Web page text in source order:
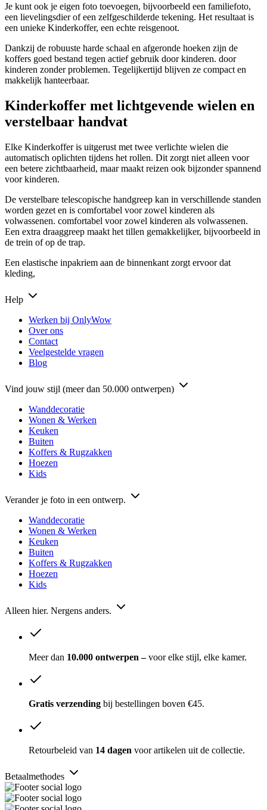
Je kunt ook je eigen foto toevoegen, bijvoorbeeld een familiefoto,
een lievelingsdier of een zelfgeschilderde tekening. Het resultaat is
een unieke Kinderkoffer, een echte reisgenoot.
Dankzij de robuuste harde schaal en afgeronde hoeken zijn de
koffers goed bestand tegen actief gebruik door kinderen. door
kinderen zonder problemen. Tegelijkertijd blijven ze compact en
makkelijk hanteerbaar.
Kinderkoffer met lichtgevende wielen en
verstelbaar handvat
Elke Kinderkoffer is uitgerust met twee verlichte wielen die
automatisch oplichten tijdens het rollen. Dit zorgt niet alleen voor
een betere zichtbaarheid, maar maakt reizen ook bijzonder spannend
voor kinderen.
De verstelbare telescopische handgreep kan in verschillende standen
worden gezet en is comfortabel voor zowel kinderen als
volwassenen. comfortabel voor zowel kinderen als volwassenen.
Een extra draaggreep maakt het tillen gemakkelijker, bijvoorbeeld in
de trein of op de trap.
Een elastische inpakriem aan de binnenkant zorgt ervoor dat
kleding,
Help
Werken bij OnlyWow
Over ons
Contact
Veelgestelde vragen
Blog
Vind jouw stijl (meer dan 50.000 ontwerpen)
Wanddecoratie
Wonen & Werken
Keuken
Buiten
Koffers & Rugzakken
Hoezen
Kids
Verander je foto in een ontwerp.
Wanddecoratie
Wonen & Werken
Keuken
Buiten
Koffers & Rugzakken
Hoezen
Kids
Alleen hier. Nergens anders.
Meer dan 10.000 ontwerpen –voor elke stijl, elke kamer.
Gratis verzending bij bestellingen boven €45.
Retourbeleid van 14 dagen voor artikelen uit de collectie.
Betaalmethodes